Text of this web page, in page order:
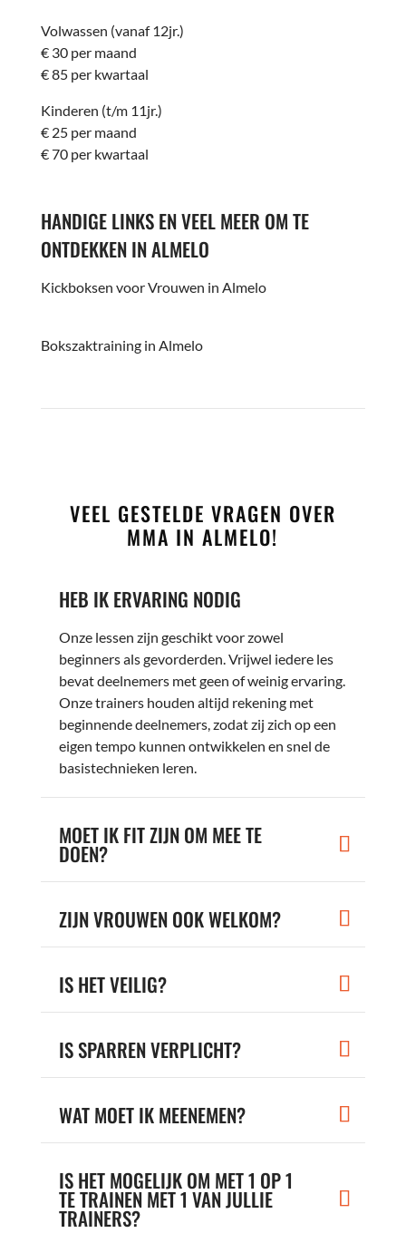
Volwassen (vanaf 12jr.)
€ 30 per maand
€ 85 per kwartaal
Kinderen (t/m 11jr.)
€ 25 per maand
€ 70 per kwartaal
HANDIGE LINKS EN VEEL MEER OM TE
ONTDEKKENIN ALMELO
Kickboksen voor Vrouwen in Almelo
Bokszaktraining in Almelo
VEEL GESTELDE VRAGEN OVER
MMA IN ALMELO!
HEB IK ERVARING NODIG
Onze lessen zijn geschikt voor zowel
beginners als gevorderden. Vrijwel iedere les
bevat deelnemers met geen of weinig ervaring.
Onze trainers houden altijd rekening met
beginnende deelnemers, zodat zij zich op een
eigen tempo kunnen ontwikkelen en snel de
basistechnieken leren.
MOET IK FIT ZIJN OM MEE TE
DOEN?
ZIJN VROUWEN OOK WELKOM?
IS HET VEILIG?
IS SPARREN VERPLICHT?
WAT MOET IK MEENEMEN?
IS HET MOGELIJK OM MET 1 OP 1
TE TRAINEN MET 1 VAN JULLIE
TRAINERS?